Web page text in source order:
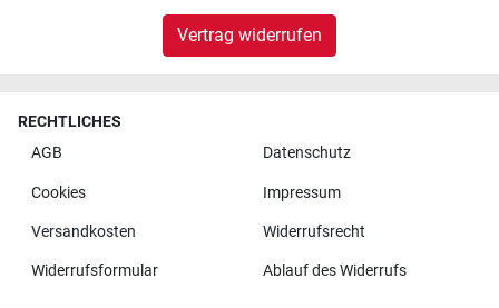
Vertrag widerrufen
RECHTLICHES
AGB
Datenschutz
Cookies Impressum
Versandkosten Widerrufsrecht
Widerrufsformular Ablauf des Widerrufs